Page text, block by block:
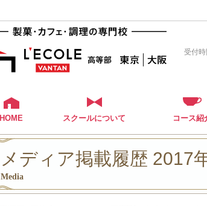
受付
HOME スクールについて コース紹
メディア掲載履歴 2017
Media